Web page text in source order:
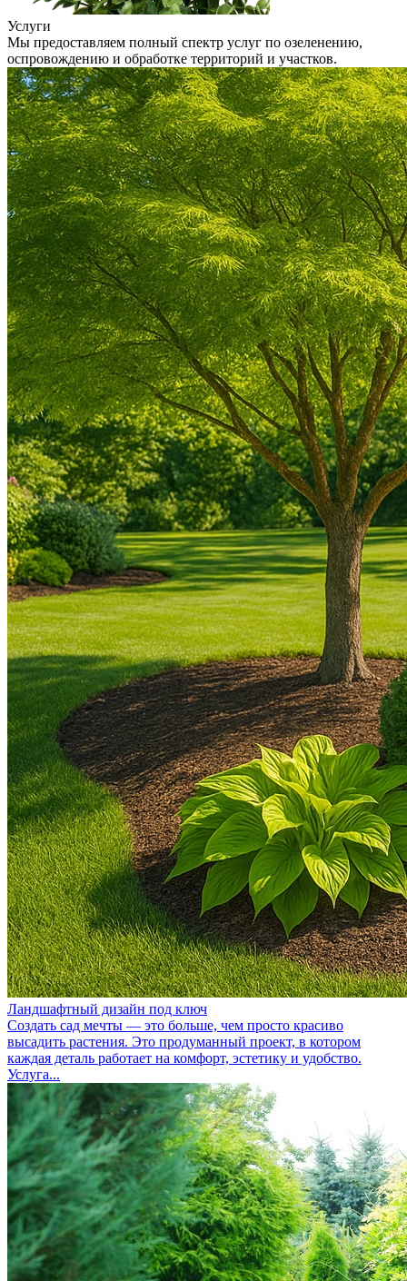
Услуги
Мы предоставляем полный спектр услуг по озеленению,
оспровождению и обработке территорий и участков.
Ландшафтный дизайн под ключ
Создать сад мечты — это больше, чем просто красиво
высадить растения. Это продуманный проект, в котором
каждая деталь работает на комфорт, эстетику и удобство.
Услуга...